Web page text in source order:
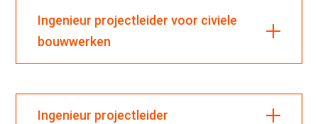
Ingenieur projectleider voor civiele
bouwwerken
Ingenieur projectleider